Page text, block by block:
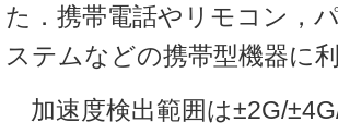
た．携帯電話やリモコン，
ステムなどの携帯型機器に
加速度検出範囲は±2G/